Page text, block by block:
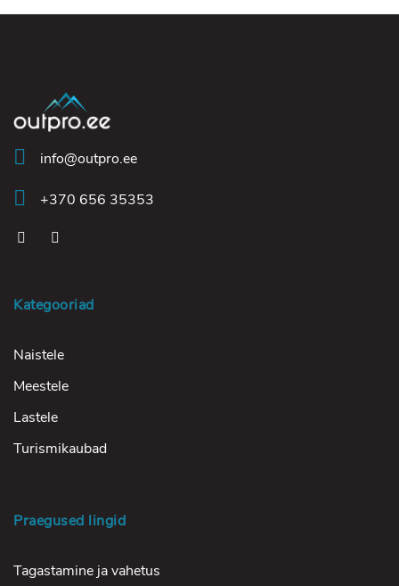
info@outpro.ee
+370 656 35353
Kategooriad
Naistele
Meestele
Lastele
Turismikaubad
Praegused lingid
Tagastamine ja vahetus